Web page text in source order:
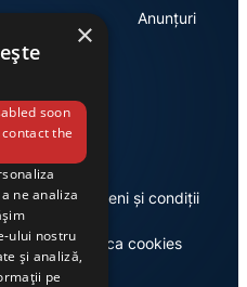
Anunțuri
Termeni și condiții
Politica cookies
×
soon
the
ne analiza
ului nostru
și analiză,
pe